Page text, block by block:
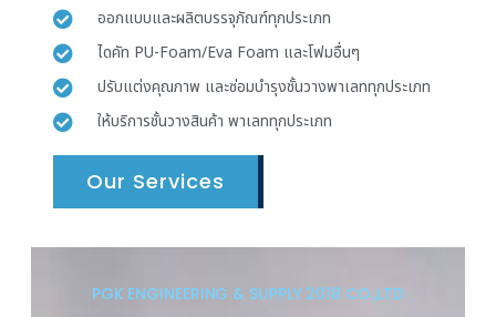
ออกแบบและผลิตบรรจุภัณฑ์ทุกประเภท
ไดคัท PU-Foam/Eva Foam และโฟมอื่นๆ
ปรับแต่งคุณภาพ และซ่อมบำรุงชั้นวางพาเลททุกประเภท
ให้บริการชั้นวางสินค้า พาเลททุกประเภท
Our Services
PGK ENGINEERING & SUPPLY 2018 CO.,LTD